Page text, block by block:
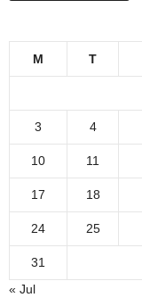
M T
3 4
10 11
17 18
24 25
31
« Jul